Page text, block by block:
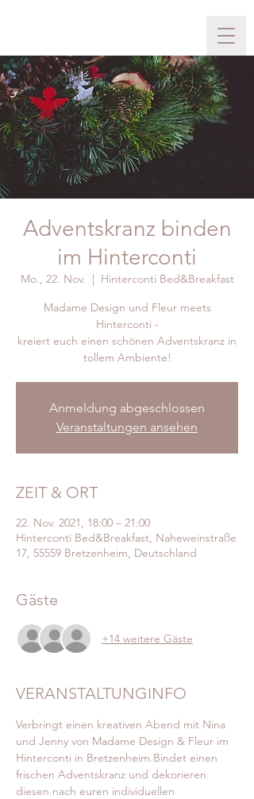
Adventskranz binden
im Hinterconti
Mo., 22. Nov.
  |
Hinterconti Bed&Breakfast
Madame Design und Fleur meets
Hinterconti -
kreiert euch einen schönen Adventskranz in
Anmeldung abgeschlossen
Veranstaltungen ansehen
ZEIT & ORT
22. Nov. 2021, 18:00 – 21:00
Hinterconti Bed&Breakfast, Naheweinstraße
17, 55559 Bretzenheim, Deutschland
Gäste
+14 weitere Gäste
VERANSTALTUNGINFO
Verbringt einen kreativen Abend mit Nina
und Jenny von Madame Design & Fleur im
Hinterconti in Bretzenheim.Bindet einen
frischen Adventskranz und dekorieren
diesen nach euren individuellen